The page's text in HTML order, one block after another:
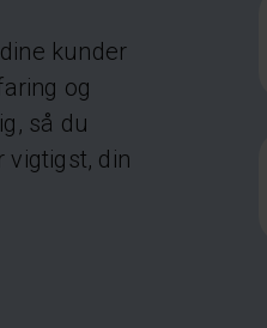
kunder
og
så du
vigtigst, din